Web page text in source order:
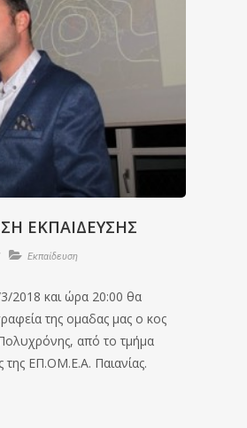
ΕΚΠΑΙΔΕΥΣΗΣ
Εκπαίδευση
2018 και ώρα 20:00 θα
της ομαδας μας ο κος
από το τμήμα
της ΕΠ.ΟΜ.Ε.Α. Παιανίας.